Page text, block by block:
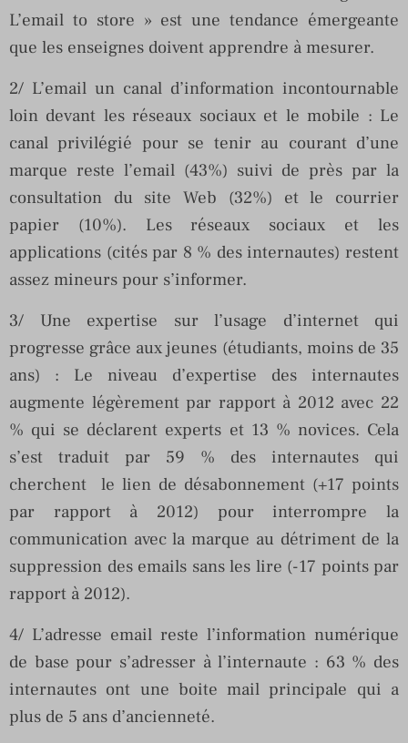
L’email to store » est une tendance émergeante
que les enseignes doivent apprendre à mesurer.
2/ L’email un canal d’information incontournable
loin devant les réseaux sociaux et le mobile : Le
canal privilégié pour se tenir au courant d’une
marque reste l’email (43%) suivi de près par la
consultation du site Web (32%) et le courrier
papier (10%). Les réseaux sociaux et les
applications (cités par 8 % des internautes) restent
assez mineurs pour s’informer.
3/ Une expertise sur l’usage d’internet qui
progresse grâce aux jeunes (étudiants, moins de 35
ans) : Le niveau d’expertise des internautes
augmente légèrement par rapport à 2012 avec 22
% qui se déclarent experts et 13 % novices. Cela
s’est traduit par 59 % des internautes qui
cherchent le lien de désabonnement (+17 points
par rapport à 2012) pour interrompre la
communication avec la marque au détriment de la
suppression des emails sans les lire (-17 points par
rapport à 2012).
4/ L’adresse email reste l’information numérique
de base pour s’adresser à l’internaute : 63 % des
internautes ont une boite mail principale qui a
plus de 5 ans d’ancienneté.